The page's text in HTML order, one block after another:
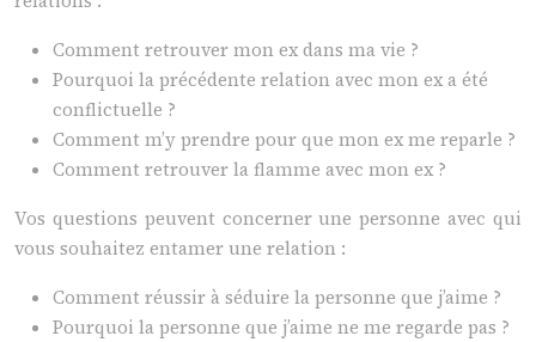
Comment retrouver mon ex dans ma vie ?
Pourquoi la précédente relation avec mon ex a été
conflictuelle ?
Comment m’y prendre pour que mon ex me reparle ?
Comment retrouver la flamme avec mon ex ?
Vos questions peuvent concerner une personne avec qui
vous souhaitez entamer une relation :
Comment réussir à séduire la personne que j’aime ?
Pourquoi la personne que j’aime ne me regarde pas ?